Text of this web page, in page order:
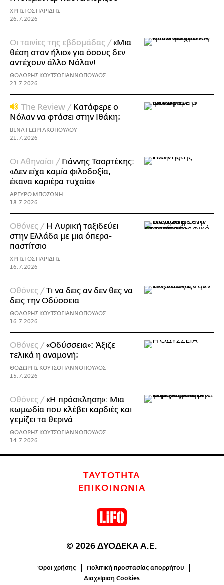
ΧΡΗΣΤΟΣ ΠΑΡΙΔΗΣ
26.7.2026
Οι ταινίες της εβδομάδας /«Μια
θέση στον ήλιο» για όσους δεν
αντέχουν άλλο Νόλαν!
ΘΟΔΩΡΗΣ ΚΟΥΤΣΟΓΙΑΝΝΟΠΟΥΛΟΣ
23.7.2026
The Review / Κατάφερε ο
Νόλαν να φτάσει στην Ιθάκη;
ΒΕΝΑ ΓΕΩΡΓΑΚΟΠΟΥΛΟΥ
21.7.2026
Οι Αθηναίοι / Γιάννης Τσορτέκης:
«Δεν είχα καμία φιλοδοξία,
έκανα καριέρα τυχαία»
ΑΡΓΥΡΩ ΜΠΟΖΩΝΗ
18.7.2026
Οθόνες / Η Λυρική ταξιδεύει
στην Ελλάδα με μια όπερα-
παστίτσιο
ΧΡΗΣΤΟΣ ΠΑΡΙΔΗΣ
16.7.2026
Οθόνες /Τι να δεις αν δεν θες να
δεις την Οδύσσεια
ΘΟΔΩΡΗΣ ΚΟΥΤΣΟΓΙΑΝΝΟΠΟΥΛΟΣ
16.7.2026
Οθόνες /«Οδύσσεια»: Άξιζε
τελικά η αναμονή;
ΘΟΔΩΡΗΣ ΚΟΥΤΣΟΓΙΑΝΝΟΠΟΥΛΟΣ
15.7.2026
Οθόνες /«Η πρόσκληση»: Μια
κωμωδία που κλέβει καρδιές και
γεμίζει τα θερινά
ΘΟΔΩΡΗΣ ΚΟΥΤΣΟΓΙΑΝΝΟΠΟΥΛΟΣ
14.7.2026
ΤΑΥΤΟΤΗΤΑ
ΕΠΙΚΟΙΝΩΝΙΑ
© 2026 ΔΥΟΔΕΚΑ Α.Ε.
Όροι χρήσης
Πολιτική προστασίας απορρήτου
Διαχείριση Cookies